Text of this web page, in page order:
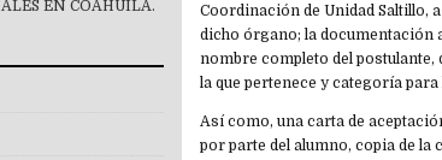
Coordinación de Unidad Saltillo,
dicho órgano; la documentación
nombre completo del
la que pertenece y categoría para
Así como, una carta de
por parte del alumno, copia de
EN COAHUILA.